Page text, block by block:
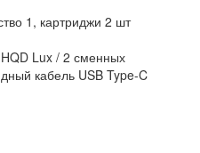
1, картриджи 2 шт
HQD Lux / 2 сменных
кабель USB Type-C